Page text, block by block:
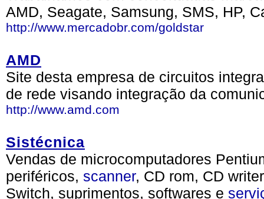
AMD, Seagate, Samsung, SMS, HP,
http://www.mercadobr.com/goldstar
AMD
Site desta empresa de circuitos
de rede visando integração da
http://www.amd.com
Sistécnica
Vendas de microcomputadores
periféricos, scanner, CD rom, CD
Switch, suprimentos, softwares e